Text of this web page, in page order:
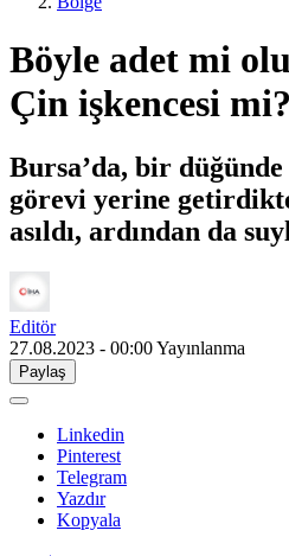
Böyle adet mi
Çin işkencesi mi?
Bursa’da, bir
görevi yerine
asıldı, ardından da
Editör
27.08.2023 - 00:00Yayınlanma
Paylaş
Linkedin
Pinterest
Telegram
Yazdır
Kopyala